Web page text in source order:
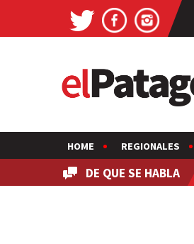
HOME REGIONALES
DE QUE SE HABLA